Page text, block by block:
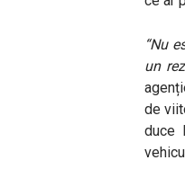
“Nu
un
de
duce